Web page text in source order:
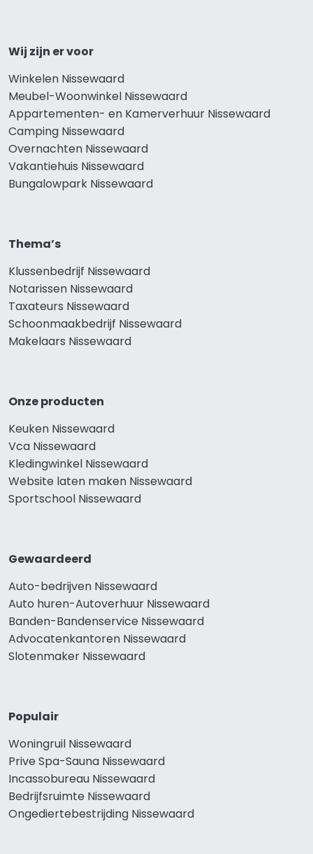
Wij zijn er voor
Winkelen Nissewaard
Meubel-Woonwinkel Nissewaard
Appartementen- en Kamerverhuur Nissewaard
Camping Nissewaard
Overnachten Nissewaard
Vakantiehuis Nissewaard
Bungalowpark Nissewaard
Thema’s
Klussenbedrijf Nissewaard
Notarissen Nissewaard
Taxateurs Nissewaard
Schoonmaakbedrijf Nissewaard
Makelaars Nissewaard
Onze producten
Keuken Nissewaard
Vca Nissewaard
Kledingwinkel Nissewaard
Website laten maken Nissewaard
Sportschool Nissewaard
Gewaardeerd
Auto-bedrijven Nissewaard
Auto huren-Autoverhuur Nissewaard
Banden-Bandenservice Nissewaard
Advocatenkantoren Nissewaard
Slotenmaker Nissewaard
Populair
Woningruil Nissewaard
Prive Spa-Sauna Nissewaard
Incassobureau Nissewaard
Bedrijfsruimte Nissewaard
Ongediertebestrijding Nissewaard